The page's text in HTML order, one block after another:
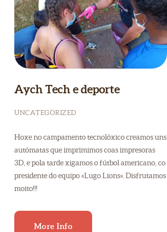
Aych Tech e deporte
UNCATEGORIZED
Hoxe no campamento tecnolóxico creamos uns
autómatas que imprimimos coas impresoras
3D, e pola tarde xigamos o fútbol americano, co
presidente do equipo «Lugo Lions». Disfrutamos
moito!!!
More Info